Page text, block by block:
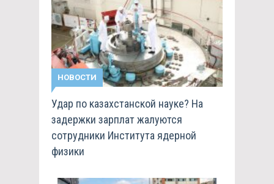
НОВОСТИ
Удар по казахстанской науке? На
задержки зарплат жалуются
сотрудники Института ядерной
физики